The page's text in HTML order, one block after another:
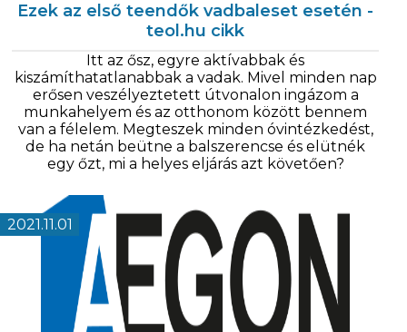
Ezek az első teendők vadbaleset esetén -
teol.hu cikk
Itt az ősz, egyre aktívabbak és
kiszámíthatatlanabbak a vadak. Mivel minden nap
erősen veszélyeztetett útvonalon ingázom a
munkahelyem és az otthonom között bennem
van a félelem. Megteszek minden óvintézkedést,
de ha netán beütne a balszerencse és elütnék
egy őzt, mi a helyes eljárás azt követően?
2021.11.01